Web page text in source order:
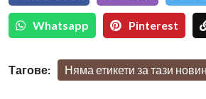
Whatsapp Pinterest
Тагове: Няма етикети за тази